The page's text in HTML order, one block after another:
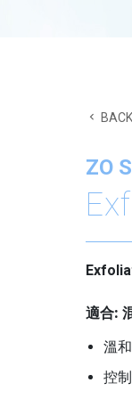
BACK
ZO
適合:
溫
控